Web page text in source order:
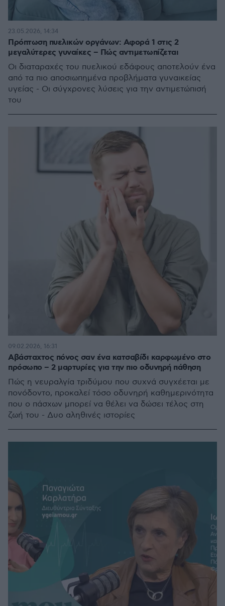
Πρόπτωση πυελικών οργάνων: Αφορά 1 στις 2
μεγαλύτερες γυναίκες – Πώς αντιμετωπίζεται
Οι διαταραχές του πυελικού εδάφους αποτελούν ένα
από τα πιο αποσιωπημένα προβλήματα γυναικείας
υγείας - Οι σύγχρονες λύσεις για την αντιμετώπισή
του
23.05.2026, 14:34
Αβάσταχτος πόνος σαν ένα κατσαβίδι καρφωμένο στο
πρόσωπο – 2 μαρτυρίες για την πιο οδυνηρή πάθηση
Πώς η νευραλγία τριδύμου που συχνά συγχέεται με
πονόδοντο, προκαλεί τόσο οδυνηρή καθημερινότητα
που ο πάσχων μπορεί να θέλει να δώσει τέλος στη
ζωή του - Δυο αληθινές ιστορίες
09.02.2026, 16:31